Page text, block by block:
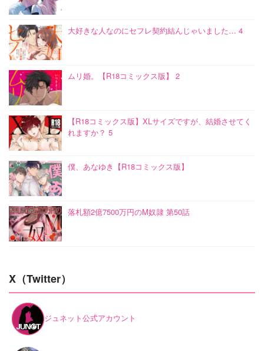
大好きな人なのにセフレ契約結んじゃいました… 4
ムリ婚。【R18コミックス版】 2
【R18コミックス版】XLサイズですが、結婚させてく
れますか？ 5
僕、あなゆき【R18コミックス版】
落札額2億7500万円のM奴隷 第50話
X（Twitter）
ジュネット公式アカウント